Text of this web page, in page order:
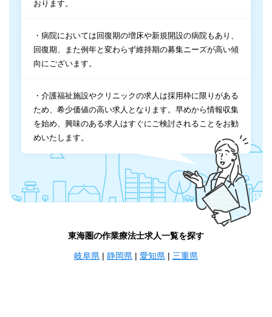
おります。
・病院においては回復期の増床や新規開設の病院もあり、
回復期、また例年と変わらず維持期の募集ニーズが高い傾
向にございます。
・介護福祉施設やクリニックの求人は採用枠に限りがある
ため、希少価値の高い求人となります。早めから情報収集
を始め、興味のある求人はすぐにご検討されることをお勧
めいたします。
東海圏の作業療法士求人一覧を探す
岐阜県 | 静岡県 | 愛知県 | 三重県